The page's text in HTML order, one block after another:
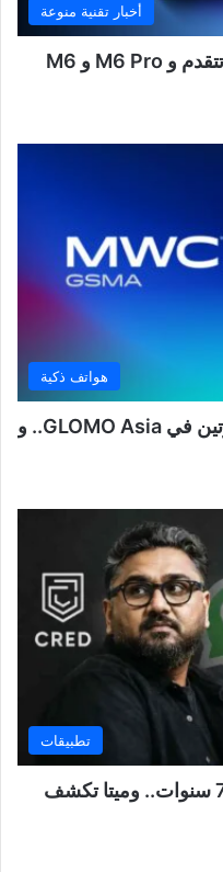
أخبار تقنية منوعة
آبل تُغيّر خططها.. معالجات M7 تتقدم و M6 Pro و M6
هواتف ذكية
Honor Magic V6 يخطف جائزتين في GLOMO Asia.. و
تطبيقات
رئيس واتساب يغادر منصبه بعد 7 سنوات.. وميتا تكشف